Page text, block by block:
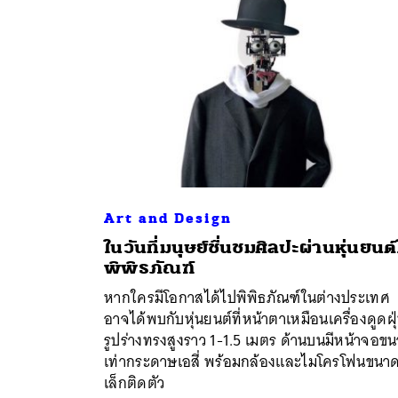
Art and Design
ในวันที่มนุษย์ชื่นชมศิลปะผ่านหุ่นยนต์
พิพิธภัณฑ์
หากใครมีโอกาสได้ไปพิพิธภัณฑ์ในต่างประเทศ
อาจได้พบกับหุ่นยนต์ที่หน้าตาเหมือนเครื่องดูด
รูปร่างทรงสูงราว 1-1.5 เมตร ด้านบนมีหน้าจอข
เท่ากระดาษเอสี่ พร้อมกล้องและไมโครโฟนขนาด
เล็กติดตัว